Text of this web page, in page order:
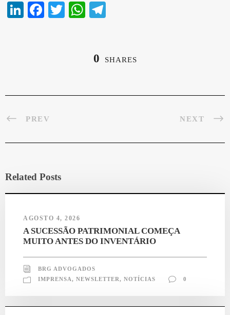
Li
Fa T
W
A a
0 SHARES
PREV NEXT
Related Posts
AGOSTO 4, 2026
A SUCESSÃO PATRIMONIAL COMEÇA
MUITO ANTES DO INVENTÁRIO
BRG ADVOGADOS
IMPRENSA
NEWSLETTER NOTÍCIAS 0